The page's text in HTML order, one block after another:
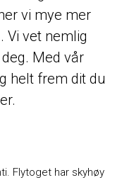
vi mye mer
Vi vet nemlig
Med vår
helt frem dit du
Flytoget har skyhøy